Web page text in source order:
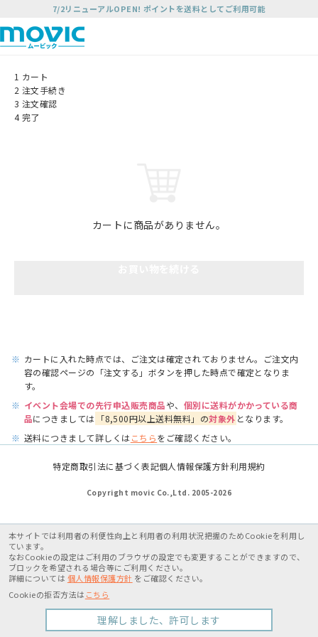
7/2リニューアルOPEN! ポイントを送料としてご利用可能
1 カート
2 注文手続き
3 注文確認
4 完了
カートに商品がありません。
※ カートに入れた時点では、ご注文は確定されておりません。ご注文内
容の確認ページの「注文する」ボタンを押した時点で確定となりま
す。
※ イベント会場での先行申込販売商品や、 個別に送料がかかっている商
品につきましては 「8,500円以上送料無料」の対象外 となります。
※ 送料につきまして詳しくはこちらをご確認ください。
特定商取引法に基づく表記個人情報保護方針利用規約
Copyright movic Co.,Ltd. 2005-2026
本サイトでは利用者の利便性向上と利用者の利用状況把握のためCookieを利用し
ています。
なおCookieの設定はご利用のブラウザの設定でも変更することができますので、
ブロックを希望される場合等にご利用ください。
詳細については 個人情報保護方針 をご確認ください。
Cookieの拒否方法は こちら
理解しました、許可します